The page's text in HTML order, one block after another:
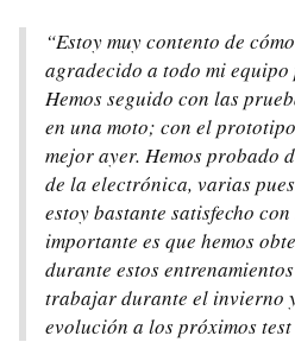
“Estoy muy contento de
agradecido a todo mi
Hemos seguido con las
en una moto; con el
mejor ayer. Hemos probado
de la electrónica, varias
estoy bastante satisfecho
importante es que hemos
durante estos
trabajar durante el invierno
evolución a los próximos